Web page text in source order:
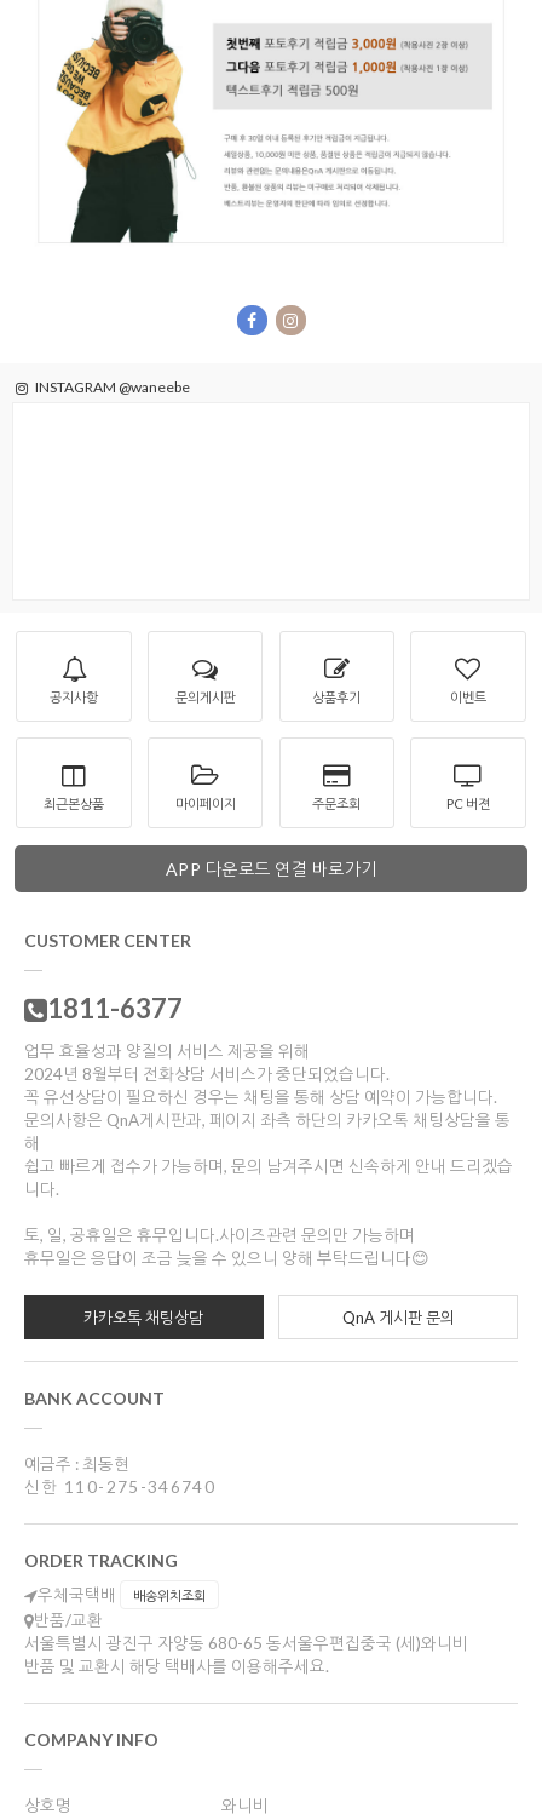
INSTAGRAM @waneebe
공지사항 문의게시판 상품후기 이벤트
최근본상품 마이페이지 주문조회 PC 버젼
APP 다운로드 연결 바로가기
CUSTOMER CENTER
1811-6377
업무 효율성과 양질의 서비스 제공을 위해
2024년 8월부터 전화상담 서비스가 중단되었습니다.
꼭 유선상담이 필요하신 경우는 채팅을 통해 상담 예약이 가능합니다.
문의사항은 QnA게시판과, 페이지 좌측 하단의 카카오톡 채팅상담을 통
해
쉽고 빠르게 접수가 가능하며, 문의 남겨주시면 신속하게 안내 드리겠습
니다.
토, 일, 공휴일은 휴무입니다.사이즈관련 문의만 가능하며
휴무일은 응답이 조금 늦을 수 있으니 양해 부탁드립니다😊
카카오톡 채팅상담 QnA 게시판 문의
BANK ACCOUNT
예금주 : 최동현
신한 110-275-346740
ORDER TRACKING
우체국택배 배송위치조회
반품/교환
서울특별시 광진구 자양동 680-65 동서울우편집중국 (세)와니비
반품 및 교환시 해당 택배사를 이용해주세요.
COMPANY INFO
상호명 와니비